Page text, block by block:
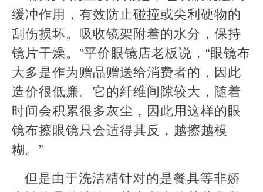
缓冲作用，有效防止碰撞或尖利硬物的
刮伤损坏。吸收镜架附着的水分，保持
镜片干燥。”平价眼镜店老板说，“眼镜布
大多是作为赠品赠送给消费者的，因此
造价很低廉。它的纤维间隙较大，随着
时间会积累很多灰尘，因此用这样的眼
镜布擦眼镜只会适得其反，越擦越模
糊。”
但是由于洗洁精针对的是餐具等非娇